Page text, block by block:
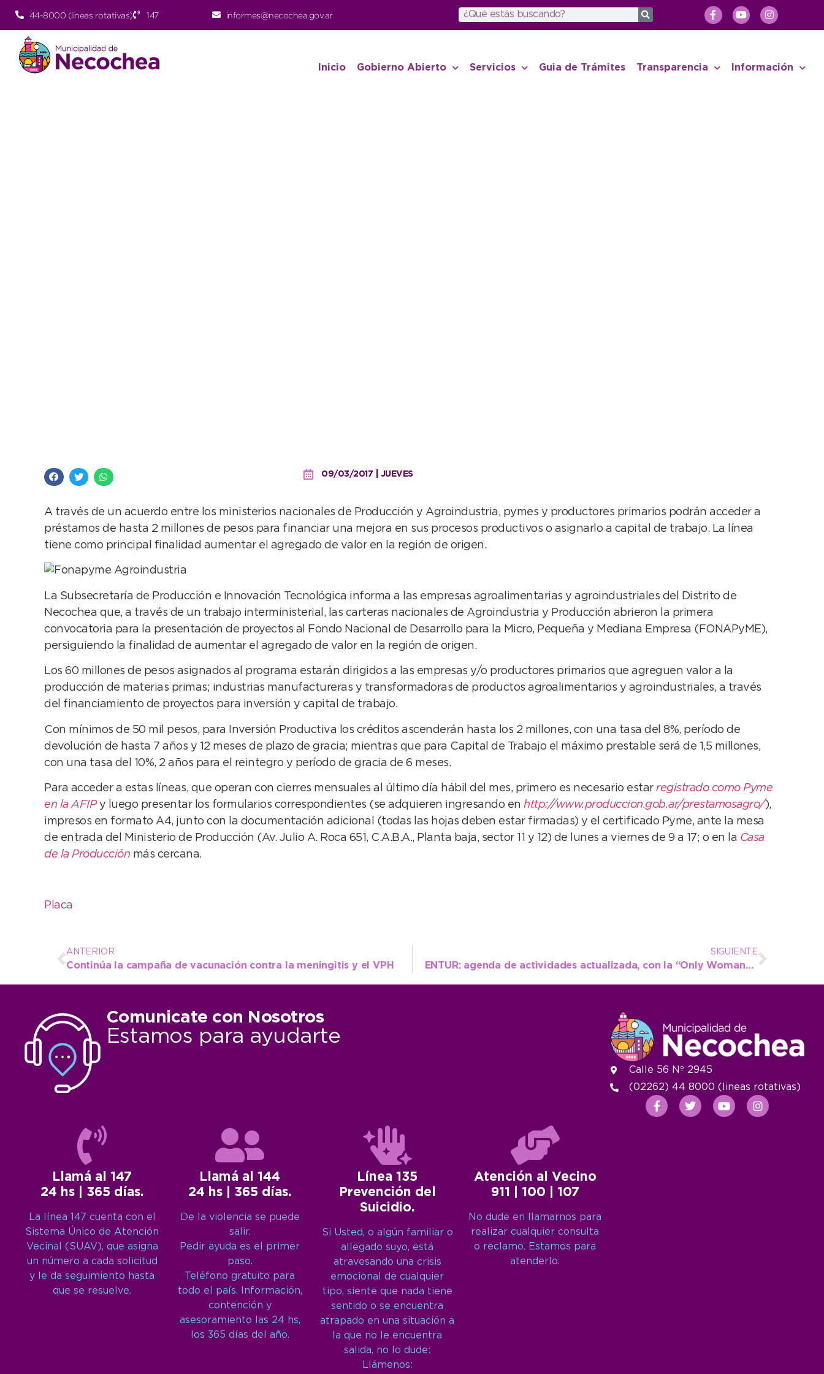
44-8000 (lineas rotativas) 147 informes@necochea.gov.ar
Inicio Gobierno Abierto Servicios Guia de Trámites Transparencia Información
09/03/2017 | JUEVES
A través de un acuerdo entre los ministerios nacionales de Producción y Agroindustria, pymes y productores primarios podrán acceder a
préstamos de hasta 2 millones de pesos para financiar una mejora en sus procesos productivos o asignarlo a capital de trabajo. La línea
tiene como principal finalidad aumentar el agregado de valor en la región de origen.
La Subsecretaría de Producción e Innovación Tecnológica informa a las empresas agroalimentarias y agroindustriales del Distrito de
Necochea que, a través de un trabajo interministerial, las carteras nacionales de Agroindustria y Producción abrieron la primera
convocatoria para la presentación de proyectos al Fondo Nacional de Desarrollo para la Micro, Pequeña y Mediana Empresa (FONAPyME),
persiguiendo la finalidad de aumentar el agregado de valor en la región de origen.
Los 60 millones de pesos asignados al programa estarán dirigidos a las empresas y/o productores primarios que agreguen valor a la
producción de materias primas; industrias manufactureras y transformadoras de productos agroalimentarios y agroindustriales, a través
del financiamiento de proyectos para inversión y capital de trabajo.
Con mínimos de 50 mil pesos, para Inversión Productiva los créditos ascenderán hasta los 2 millones, con una tasa del 8%, período de
devolución de hasta 7 años y 12 meses de plazo de gracia; mientras que para Capital de Trabajo el máximo prestable será de 1,5 millones,
con una tasa del 10%, 2 años para el reintegro y período de gracia de 6 meses.
Para acceder a estas líneas, que operan con cierres mensuales al último día hábil del mes, primero es necesario estar registrado como Pyme
en la AFIPy luego presentar los formularios correspondientes (se adquieren ingresando en http://www.produccion.gob.ar/prestamosagro/),
impresos en formato A4, junto con la documentación adicional (todas las hojas deben estar firmadas) y el certificado Pyme, ante la mesa
de entrada del Ministerio de Producción (Av. Julio A. Roca 651, C.A.B.A., Planta baja, sector 11 y 12) de lunes a viernes de 9 a 17; o en la Casa
de la Producción más cercana.
Placa
ANTERIOR
Continúa la campaña de vacunación contra la meningitis y el VPH
SIGUIENTE
ENTUR: agenda de actividades actualizada, con la “Only Woman” para el domingo
Comunicate con Nosotros
Estamos para ayudarte
Llamá al 147
24 hs | 365 días.
La línea 147 cuenta con el
Sistema Único de Atención
Vecinal (SUAV), que asigna
un número a cada solicitud
y le da seguimiento hasta
que se resuelve.
Llamá al 144
24 hs | 365 días.
De la violencia se puede
salir.
Pedir ayuda es el primer
paso.
Teléfono gratuito para
todo el país. Información,
contención y
asesoramiento las 24 hs,
los 365 días del año.
Línea 135
Prevención del
Suicidio.
Si Usted, o algún familiar o
allegado suyo, está
atravesando una crisis
emocional de cualquier
tipo, siente que nada tiene
sentido o se encuentra
atrapado en una situación a
la que no le encuentra
salida, no lo dude:
Llámenos:
Atención al Vecino
911 | 100 | 107
No dude en llamarnos para
realizar cualquier consulta
o reclamo. Estamos para
atenderlo.
Calle 56 Nº 2945
(02262) 44 8000 (lineas rotativas)